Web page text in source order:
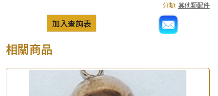
分類: 其他類配件
加入查詢表
相關商品